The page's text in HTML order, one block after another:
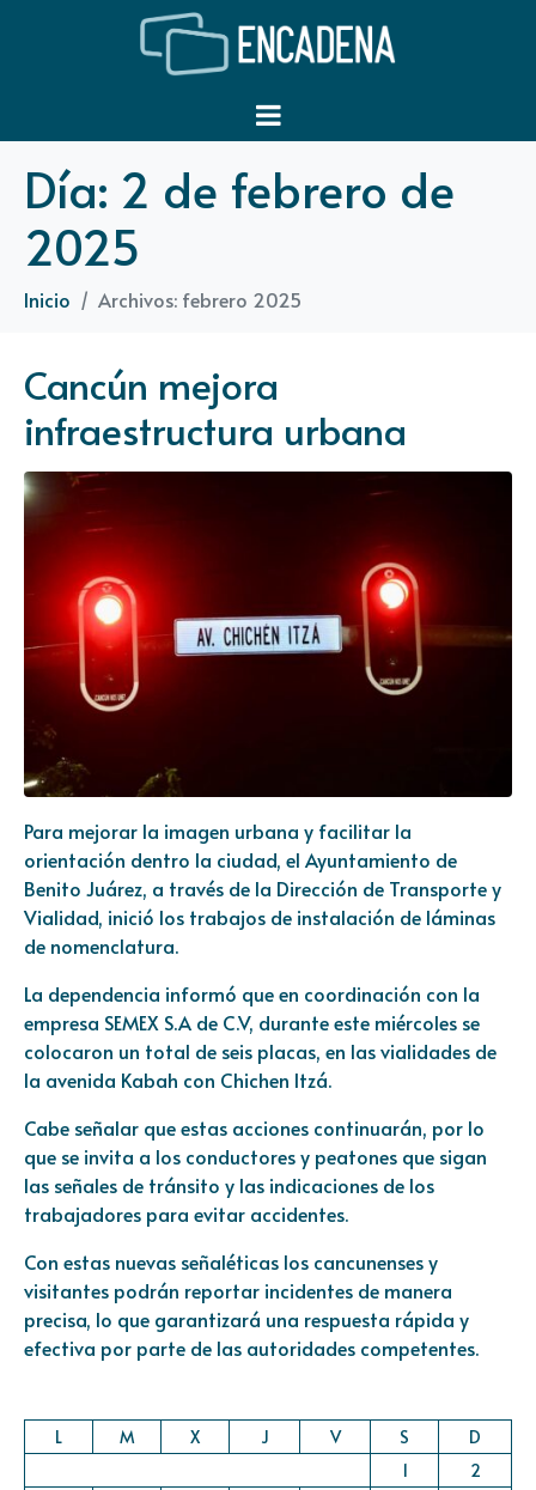
Día: 2 de febrero de
2025
Inicio Archivos: febrero 2025
Cancún mejora
infraestructura urbana
Para mejorar la imagen urbana y facilitar la
orientación dentro la ciudad, el Ayuntamiento de
Benito Juárez, a través de la Dirección de Transporte y
Vialidad, inició los trabajos de instalación de láminas
de nomenclatura.
La dependencia informó que en coordinación con la
empresa SEMEX S.A de C.V, durante este miércoles se
colocaron un total de seis placas, en las vialidades de
la avenida Kabah con Chichen Itzá.
Cabe señalar que estas acciones continuarán, por lo
que se invita a los conductores y peatones que sigan
las señales de tránsito y las indicaciones de los
trabajadores para evitar accidentes.
Con estas nuevas señaléticas los cancunenses y
visitantes podrán reportar incidentes de manera
precisa, lo que garantizará una respuesta rápida y
efectiva por parte de las autoridades competentes.
L M X J V S
D
1
2